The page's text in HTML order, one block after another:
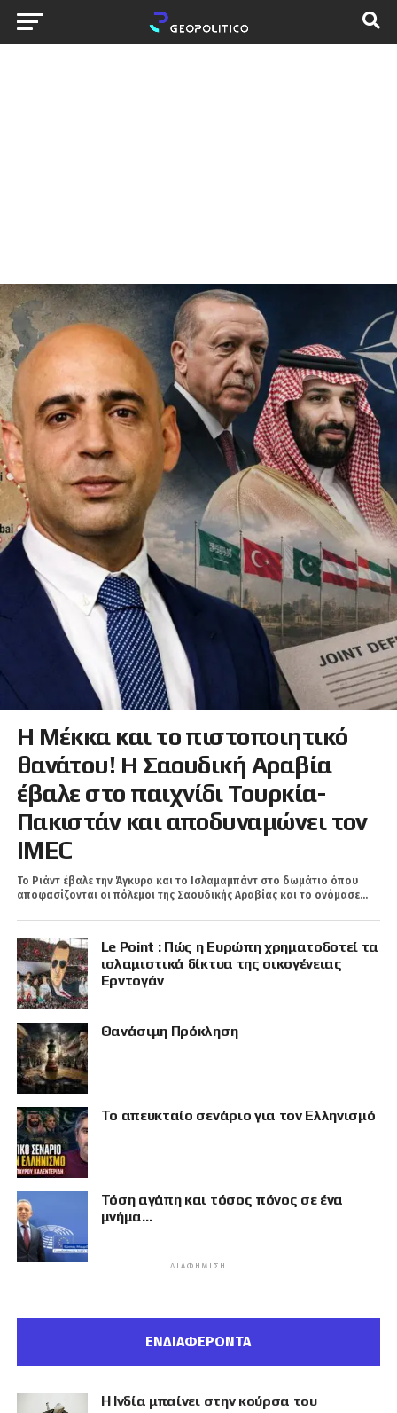
Η Μέκκα και το πιστοποιητικό
θανάτου! Η Σαουδική Αραβία
έβαλε στο παιχνίδι Τουρκία-
Πακιστάν και αποδυναμώνει τον
IMEC
Το Ριάντ έβαλε την Άγκυρα και τo Ισλαμαμπάντ στο δωμάτιο όπου
αποφασίζονται οι πόλεμοι της Σαουδικής Αραβίας και το ονόμασε...
Le Point : Πώς η Ευρώπη χρηματοδοτεί τα
ισλαμιστικά δίκτυα της οικογένειας
Ερντογάν
Θανάσιμη Πρόκληση
Το απευκταίο σενάριο για τον Ελληνισμό
Τόση αγάπη και τόσος πόνος σε ένα
μνήμα…
ΔΙΑΦΉΜΙΣΗ
ΕΝΔΙΑΦΕΡΟΝΤΑ
Η Ινδία μπαίνει στην κούρσα του